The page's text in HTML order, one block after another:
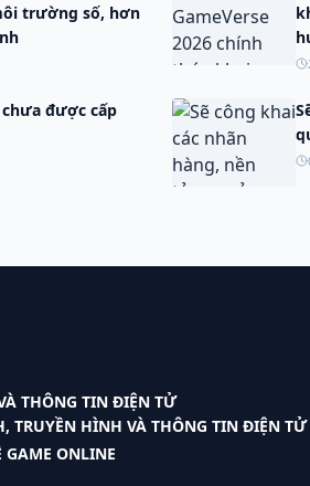
trường số, hơn
được cấp
THÔNG TIN ĐIỆN TỬ
TRUYỀN HÌNH VÀ THÔNG TIN ĐIỆN TỬ
GAME ONLINE